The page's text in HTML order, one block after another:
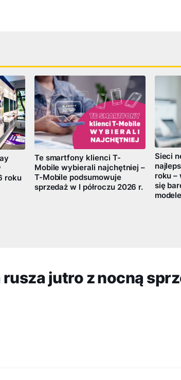
roku
Te smartfony klienci T-
Mobile wybierali najchętniej –
T-Mobile podsumowuje
sprzedaż w I półroczu 2026 r.
Sieci
roku –
się
modele
jutro z nocną